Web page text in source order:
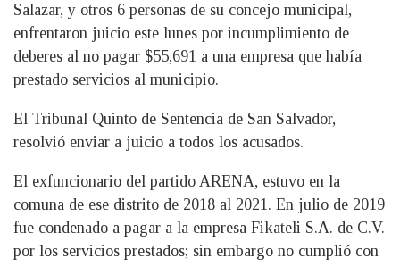
Salazar, y otros 6 personas de su concejo municipal,
enfrentaron juicio este lunes por incumplimiento de
deberes al no pagar $55,691 a una empresa que había
prestado servicios al municipio.
El Tribunal Quinto de Sentencia de San Salvador,
resolvió enviar a juicio a todos los acusados.
El exfuncionario del partido ARENA, estuvo en la
comuna de ese distrito de 2018 al 2021. En julio de 2019
fue condenado a pagar a la empresa Fikateli S.A. de C.V.
por los servicios prestados; sin embargo no cumplió con